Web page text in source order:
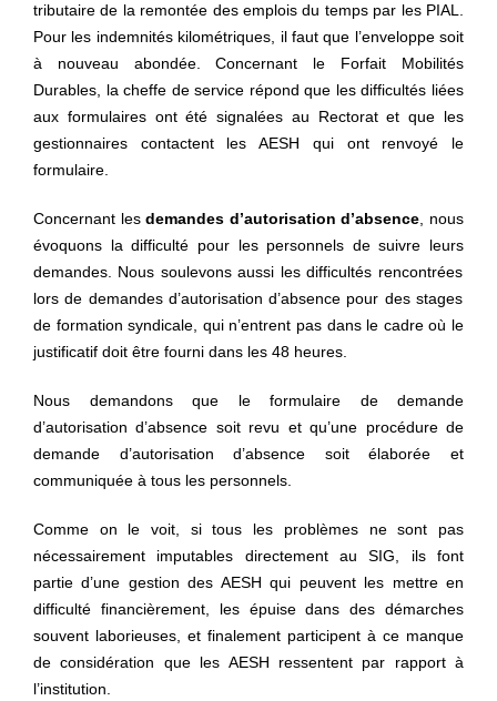
tributaire de la remontée des emplois du temps par les PIAL.
Pour les indemnités kilométriques, il faut que l’enveloppe soit
à nouveau abondée. Concernant le Forfait Mobilités
Durables, la cheffe de service répond que les difficultés liées
aux formulaires ont été signalées au Rectorat et que les
gestionnaires contactent les AESH qui ont renvoyé le
formulaire.
Concernant lesdemandes d’autorisation d’absence , nous
évoquons la difficulté pour les personnels de suivre leurs
demandes . Nous soulevons aussi les difficultés rencontrées
lors de demandesd’autorisation d’absence pour des stages
de formation syndicale qui n’entrent pas dans le cadre où le
justificatif doit être fourni dans les 48 heures.
Nous demandons que le formulaire de demande
d’autorisation d’absence soit revu et qu’une procédure de
demande d’autorisation d’absence soit élaborée et
communiquée à tous les personnels.
Comme on le voit, si tous les problèmes ne sont pas
nécessairement imputables directement au SIG, ils font
partie d’une gestion des AESH qui peuvent les mettre en
difficulté financièrement, les épuise dans des démarches
souvent laborieuses, et finalement participent à ce manque
de considération que les AESH ressentent par rapport à
l’institution.